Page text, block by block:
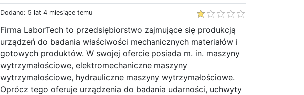
Dodano: 5 lat 4 miesiące temu
Firma LaborTech to przedsiębiorstwo zajmujące się produkcją
urządzeń do badania właściwości mechanicznych materiałów i
gotowych produktów. W swojej ofercie posiada m. in. maszyny
wytrzymałościowe, elektromechaniczne maszyny
wytrzymałościowe, hydrauliczne maszyny wytrzymałościowe.
Oprócz tego oferuje urządzenia do badania udarności, uchwyty